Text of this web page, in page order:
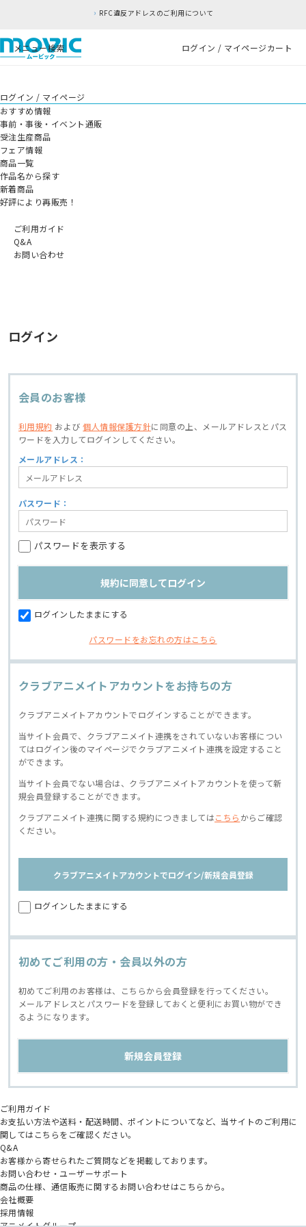
RFC違反アドレスのご利用について
メニュー検索 ログイン / マイページカート
ログイン / マイページ
おすすめ情報
事前・事後・イベント通販
受注生産商品
フェア情報
商品一覧
作品名から探す
新着商品
好評により再販売！
ご利用ガイド
Q&A
お問い合わせ
ログイン
会員のお客様
利用規約 および個人情報保護方針に同意の上、
メールアドレスとパス
ワードを入力してログインしてください。
メールアドレス：
パスワード：
パスワードを表示する
ログインしたままにする
パスワードをお忘れの方はこちら
クラブアニメイトアカウントをお持ちの方
クラブアニメイトアカウントでログインすることができます。
当サイト会員で、クラブアニメイト連携をされていないお客様につい
てはログイン後のマイページでクラブアニメイト連携を設定すること
ができます。
当サイト会員でない場合は、クラブアニメイトアカウントを使って新
規会員登録することができます。
クラブアニメイト連携に関する規約につきましてはこちら からご確認
ください。
クラブアニメイトアカウントでログイン/新規会員登録
ログインしたままにする
初めてご利用の方・会員以外の方
初めてご利用のお客様は、こちらから会員登録を行ってください。
メールアドレスとパスワードを登録しておくと便利にお買い物ができ
るようになります。
ご利用ガイド
お支払い方法や送料・配送時間、ポイントについてなど、当サイトのご利用に
関してはこちらをご確認ください。
Q&A
お客様から寄せられたご質問などを掲載しております。
お問い合わせ・ユーザーサポート
商品の仕様、通信販売に関するお問い合わせはこちらから。
会社概要
採用情報